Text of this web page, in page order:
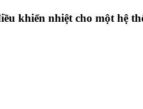
khiển nhiệt cho một hệ